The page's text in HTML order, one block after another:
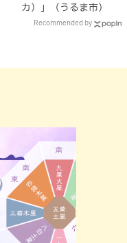
カ）」（うるま市）
Recommended by